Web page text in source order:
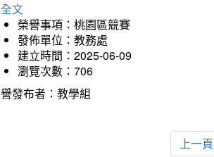
文
榮譽事項：桃園區競賽
發佈單位：教務處
建立時間：2025-06-09
瀏覽次數：706
發布者：教學組
上一頁